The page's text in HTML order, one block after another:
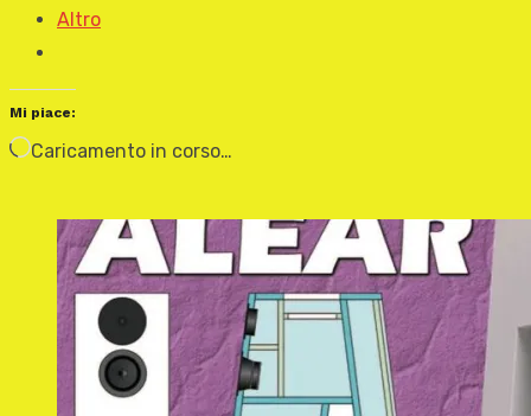
Altro
Mi piace:
Caricamento in corso…